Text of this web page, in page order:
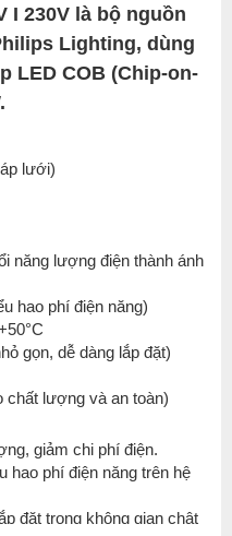
I 230V là bộ nguồn
Lighting, dùng
LED COB (Chip-on-
lưới)
năng lượng điện thành ánh
hao phí điện năng)
gọn, dễ dàng lắp đặt)
chất lượng và an toàn)
giảm chi phí điện.
hao phí điện năng trên hệ
đặt trong không gian chật